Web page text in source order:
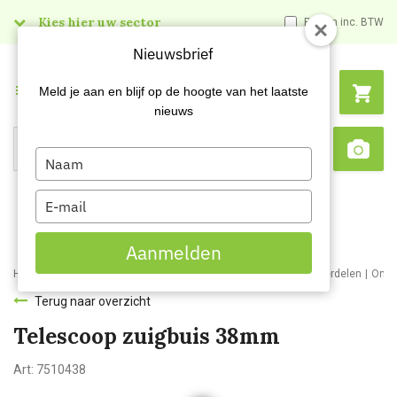
Kies hier uw sector Prijzen inc. BTW
Search
Menu
Home Webshop Schoonmaakmachines Stofzuigers en onderdelen
Terug naar overzicht
Telescoop zuigbuis 38mm
Art: 7510438
Nieuwsbrief
Meld je aan en blijf op de hoogte van het laatste
nieuws
Type
your
name
Type
your
email
Aanmelden